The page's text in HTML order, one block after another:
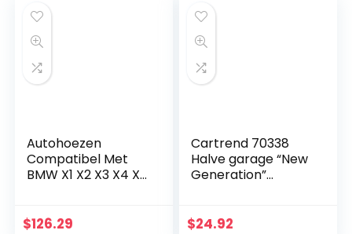
Autohoezen
Compatibel Met
BMW X1 X2 X3 X4 X5
Katoen 100%
$126.29
Cartrend 70338
Halve garage “New
Generation”
andere modellen,
$24.92